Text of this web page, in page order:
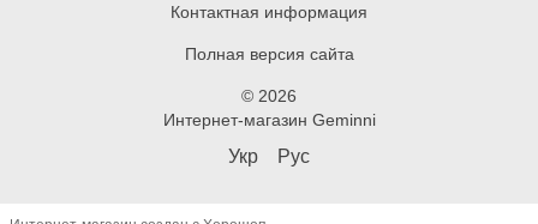
Контактная информация
Полная версия сайта
© 2026
Интернет-магазин Geminni
Укр Рус